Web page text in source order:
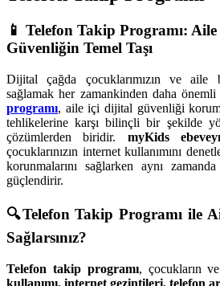
📱 Telefon Takip Programı:
Güvenliğin Temel Taşı
Dijital çağda çocuklarımızın ve aile
sağlamak her zamankinden daha
programı, aile içi dijital güvenliği
tehlikelerine karşı bilinçli bir şekilde
çözümlerden biridir. myKids
çocuklarınızın internet kullanımını
korunmalarını sağlarken aynı
güçlendirir.
🔍Telefon Takip Programı ile
Sağlarsınız?
Telefon takip programı, çocukların
kullanımı, internet gezintileri, telefon